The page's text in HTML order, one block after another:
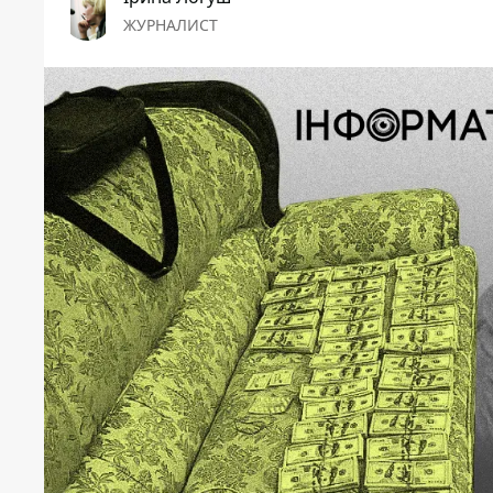
ЖУРНАЛИСТ